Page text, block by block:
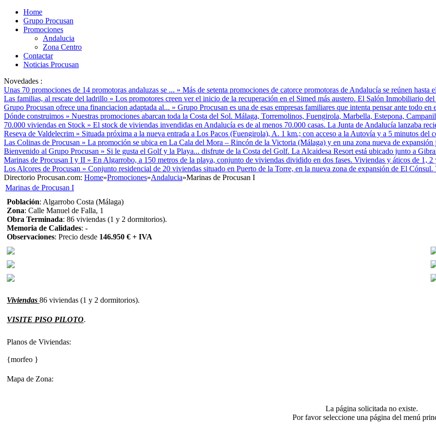
Home
Grupo Procusan
Promociones
Andalucia
Zona Centro
Contactar
Noticias Procusan
Novedades :
Unas 70 promociones de 14 promotoras andaluzas se ... » Más de setenta promociones de catorce promotoras de Andalucía se reúnen
Las familias, al rescate del ladrillo » Los promotores creen ver el inicio de la recuperación en el Simed más austero. El Salón Inmobiliario
Grupo Procusan ofrece una financiacion adaptada al... » Grupo Procusan es una de esas empresas familiares que intenta pensar ante todo
Dónde construimos » Nuestras promociones abarcan toda la Costa del Sol. Málaga, Torremolinos, Fuengirola, Marbella, Estepona,
70.000 viviendas en Stock » El stock de viviendas invendidas en Andalucía es de al menos 70.000 casas. La Junta de Andalucía lanzaba
Reseva de Valdelecrim » Situada próxima a la nueva entrada a Los Pacos (Fuengirola), A. 1 km.; con acceso a la Autovía y a 5 minutos del
Las Colinas de Procusan » La promoción se ubica en La Cala del Mora – Rincón de la Victoria (Málaga) y en una zona nueva de expansión
Bienvenido al Grupo Procusan » Si le gusta el Golf y la Playa... disfrute de la Costa del Golf. La Alcaidesa Resort está ubicado junto a
Marinas de Procusan I y II » En Algarrobo, a 150 metros de la playa, conjunto de viviendas dividido en dos fases. Viviendas y áticos de 1, 2
Los Alcores de Procusan » Conjunto residencial de 20 viviendas situado en Puerto de la Torre, en la nueva zona de expansión de El
Directorio Procusan.com: Home»Promociones»Andalucia»Marinas de Procusan I
Marinas de Procusan I
Población: Algarrobo Costa (Málaga)
Zona: Calle Manuel de Falla, 1
Obra Terminada: 86 viviendas (1 y 2 dormitorios).
Memoria de Calidades: -
Observaciones: Precio desde 146.950 € + IVA
Viviendas 86 viviendas (1 y 2 dormitorios).
VISITE PISO PILOTO.
Planos de Viviendas:
{morfeo }
Mapa de Zona:
La página solicitada no existe.
Por favor seleccione una página del menú